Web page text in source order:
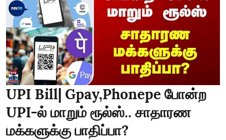
UPI Bill| Gpay,Phonepe போன்ற
UPI-ல் மாறும் ரூல்ஸ்.. சாதாரண
மக்களுக்கு பாதிப்பா?